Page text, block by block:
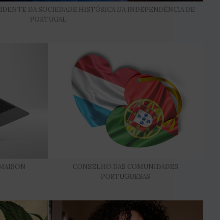
DA SOCIEDADE HISTÓRICA DA INDEPENDÊNCIA DE
PORTUGAL
CONSELHO DAS COMUNIDADES
PORTUGUESAS